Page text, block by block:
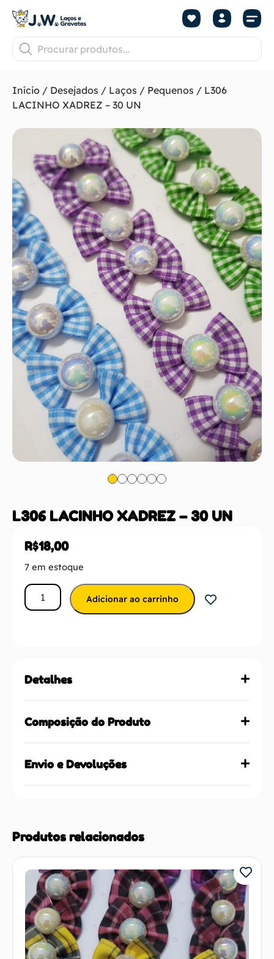
Início / Desejados / Laços / Pequenos / L306
LACINHO XADREZ – 30 UN
L306 LACINHO XADREZ – 30 UN
R$18,00
7 em estoque
Adicionar ao carrinho
Detalhes
Composição do Produto
Envio e Devoluções
Produtos relacionados